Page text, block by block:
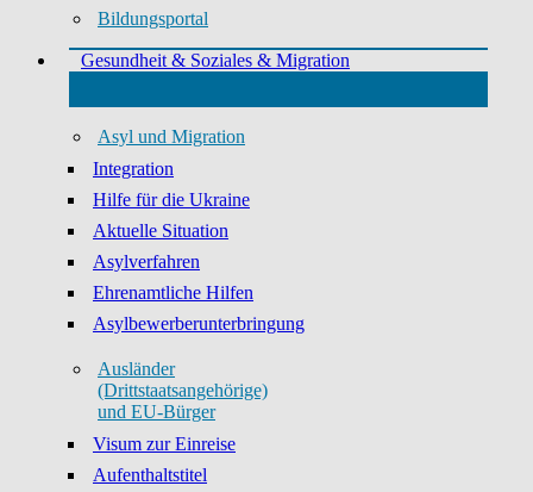
Bildungsportal
Gesundheit & Soziales & Migration
Asyl und Migration
Integration
Hilfe für die Ukraine
Aktuelle Situation
Asylverfahren
Ehrenamtliche Hilfen
Asylbewerberunterbringung
Ausländer
(Drittstaatsangehörige)
und EU-Bürger
Visum zur Einreise
Aufenthaltstitel